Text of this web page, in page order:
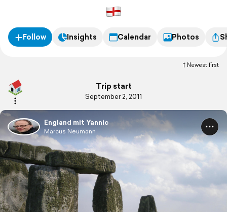
Follow Insights Calendar Photos
Newest first
Trip start
September 2, 2011
England mit Yannic
Marcus Neumann